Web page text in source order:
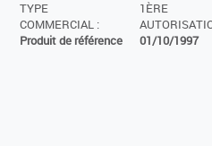
TYPE
COMMERCIAL :
Produit de référence
1ÈRE
01/10/1997